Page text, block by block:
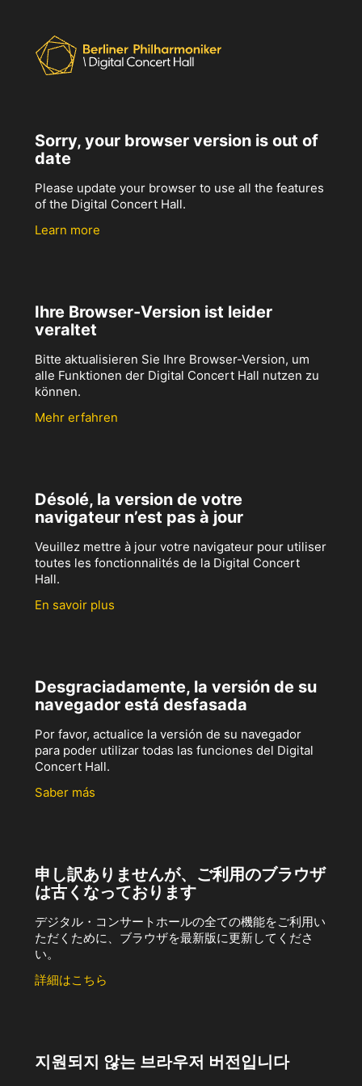
Sorry, your browser version is out of
date
Please update your browser to use all the features
of the Digital Concert Hall.
Learn more
Ihre Browser-Version ist leider
veraltet
Bitte aktualisieren Sie Ihre Browser-Version, um
alle Funktionen der Digital Concert Hall nutzen zu
können.
Mehr erfahren
Désolé, la version de votre
navigateur n’est pas à jour
Veuillez mettre à jour votre navigateur pour utiliser
toutes les fonctionnalités de la Digital Concert
Hall.
En savoir plus
Desgraciadamente, la versión de su
navegador está desfasada
Por favor, actualice la versión de su navegador
para poder utilizar todas las funciones del Digital
Concert Hall.
Saber más
申し訳ありませんが、ご利用のブラウザ
は古くなっております
デジタル・コンサートホールの全ての機能をご利用い
ただくために、ブラウザを最新版に更新してくださ
い。
詳細はこちら
지원되지 않는 브라우저 버전입니다